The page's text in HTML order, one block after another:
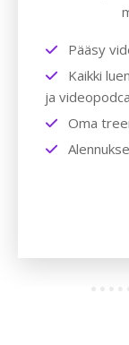
Pääsy
Kaikki
ja
Oma